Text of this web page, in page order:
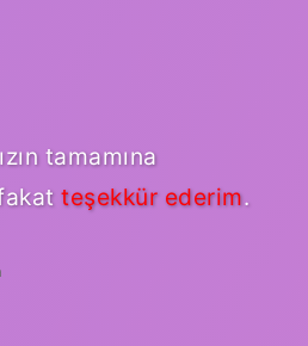
tamamına
teşekkür ederim.